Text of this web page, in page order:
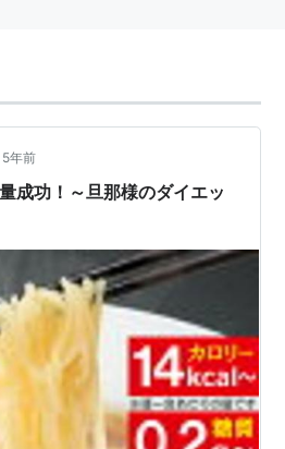
5年前
成功！～旦那様のダイエッ